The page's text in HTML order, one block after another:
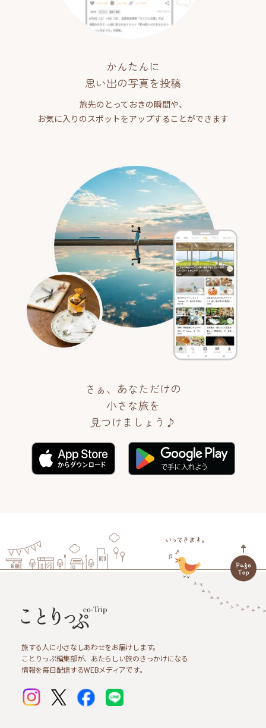
かんたんに
思い出の写真を投稿
旅先のとっておきの瞬間や、
お気に入りのスポットをアップすることができます
さぁ、あなただけの
小さな旅を
見つけましょう♪
旅する人に小さなしあわせをお届けします。
ことりっぷ編集部が、あたらしい旅のきっかけになる
情報を毎日配信するWEBメディアです。